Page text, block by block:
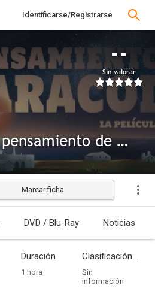
Identificarse/Registrarse
--
Sin valorar
Con pensamiento de caracol
Marcar ficha
DVD / Blu-Ray Noticias
Duración
1 hora
Clasificación por edades
Sin
información